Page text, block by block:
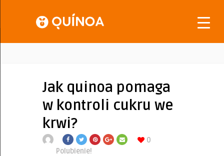
Jak quinoa pomaga
w kontroli cukru we
krwi?
0
Polubienie!